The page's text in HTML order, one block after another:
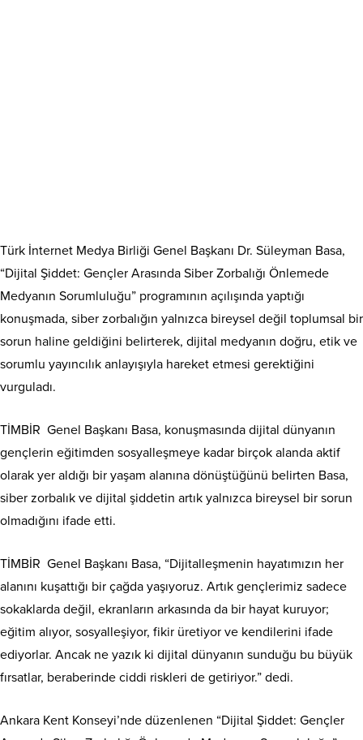
Türk İnternet Medya Birliği Genel Başkanı Dr. Süleyman Basa,
“Dijital Şiddet: Gençler Arasında Siber Zorbalığı Önlemede
Medyanın Sorumluluğu” programının açılışında yaptığı
konuşmada, siber zorbalığın yalnızca bireysel değil toplumsal bir
sorun haline geldiğini belirterek, dijital medyanın doğru, etik ve
sorumlu yayıncılık anlayışıyla hareket etmesi gerektiğini
vurguladı.
TİMBİR Genel Başkanı Basa, konuşmasında dijital dünyanın
gençlerin eğitimden sosyalleşmeye kadar birçok alanda aktif
olarak yer aldığı bir yaşam alanına dönüştüğünü belirten Basa,
siber zorbalık ve dijital şiddetin artık yalnızca bireysel bir sorun
olmadığını ifade etti.
TİMBİR Genel Başkanı Basa, “Dijitalleşmenin hayatımızın her
alanını kuşattığı bir çağda yaşıyoruz. Artık gençlerimiz sadece
sokaklarda değil, ekranların arkasında da bir hayat kuruyor;
eğitim alıyor, sosyalleşiyor, fikir üretiyor ve kendilerini ifade
ediyorlar. Ancak ne yazık ki dijital dünyanın sunduğu bu büyük
fırsatlar, beraberinde ciddi riskleri de getiriyor.” dedi.
Ankara Kent Konseyi’nde düzenlenen “Dijital Şiddet: Gençler